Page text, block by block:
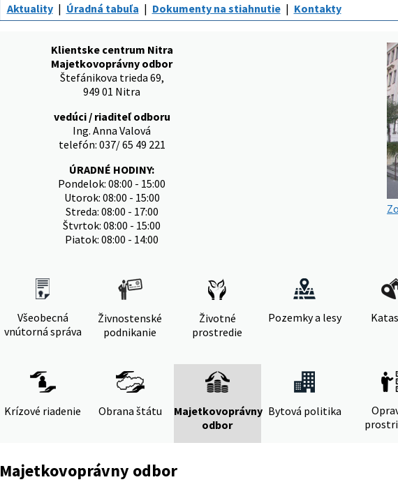
Aktuality Úradná tabuľa Dokumenty na stiahnutie Kontakty
Klientske centrum Nitra
Majetkovoprávny odbor
Štefánikova trieda 69,
949 01 Nitra
vedúci / riaditeľ odboru
Ing. Anna Valová
telefón: 037/ 65 49 221
ÚRADNÉ HODINY:
Pondelok: 08:00 - 15:00
Utorok: 08:00 - 15:00
Streda: 08:00 - 17:00
Štvrtok: 08:00 - 15:00
Piatok: 08:00 - 14:00
Všeobecná
vnútorná správa
Živnostenské
podnikanie
Životné
prostredie
Pozemky a lesy
Krízové riadenie Obrana štátu
Majetkovoprávny
odbor
Bytová politika
Majetkovoprávny odbor